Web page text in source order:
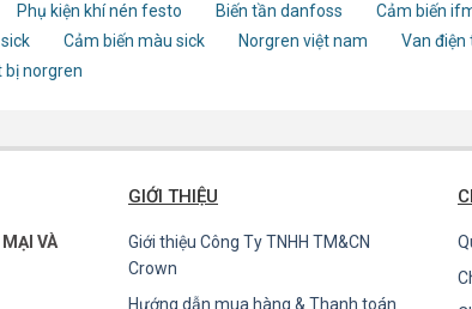
Phụ kiện khí nén festo Biến tần danfoss Cảm biến
Cảm biến màu sick Norgren việt nam Van điện
bị norgren
VÀ
GIỚI THIỆU
Giới thiệu Công Ty TNHH TM&CN
Crown
Hướng dẫn mua hàng & Thanh toán